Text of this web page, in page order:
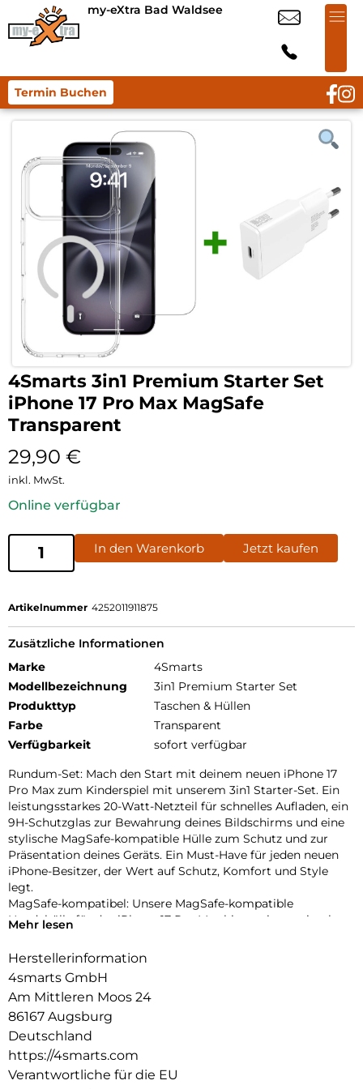
my-eXtra Bad Waldsee
Termin Buchen
4Smarts 3in1 Premium Starter Set
iPhone 17 Pro Max MagSafe
Transparent
29,90 €
inkl. MwSt.
Online verfügbar
In den Warenkorb Jetzt kaufen
Artikelnummer 4252011911875
Zusätzliche Informationen
Marke
4Smarts
Modellbezeichnung
3in1 Premium Starter Set
Produkttyp
Taschen & Hüllen
Farbe
Transparent
Verfügbarkeit
sofort verfügbar
Rundum-Set: Mach den Start mit deinem neuen iPhone 17
Pro Max zum Kinderspiel mit unserem 3in1 Starter-Set. Ein
leistungsstarkes 20-Watt-Netzteil für schnelles Aufladen, ein
9H-Schutzglas zur Bewahrung deines Bildschirms und eine
stylische MagSafe-kompatible Hülle zum Schutz und zur
Präsentation deines Geräts. Ein Must-Have für jeden neuen
iPhone-Besitzer, der Wert auf Schutz, Komfort und Style
legt.
MagSafe-kompatibel: Unsere MagSafe-kompatible
Handyhülle für das iPhone 17 Pro Max bietet eine optimale
das Smartphone anpassen. Dies ermöglicht eine mühelose
Effizientes Aufladen: Mit dem PDPlug Slim 20W GaN
Netzladegerät kannst du dein neues iPhone 17 Pro Max
schnell und effizient aufladen. Dank des USB-C Ports mit
Power Delivery 3.0 bist du mit bis zu 20 Watt Ladeleistung
bestens versorgt.
Vollständiger Schutz: Erlebe den ultimativen Rundumschutz
mit unserer Kombination aus 9H-Schutzglas und MagSafe-
Mehr lesen
Herstellerinformation
4smarts GmbH
Am Mittleren Moos 24
86167 Augsburg
Deutschland
https://4smarts.com
Verantwortliche für die EU